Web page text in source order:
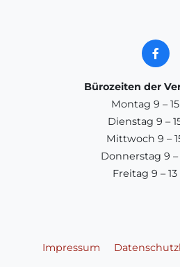
Bürozeiten der
Montag 9 –
Dienstag 9 –
Mittwoch 9 –
Donnerstag 9 –
Freitag 9 –
Impressum